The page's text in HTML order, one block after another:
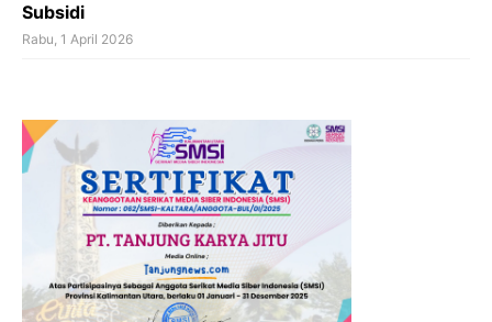
Subsidi
Rabu, 1 April 2026